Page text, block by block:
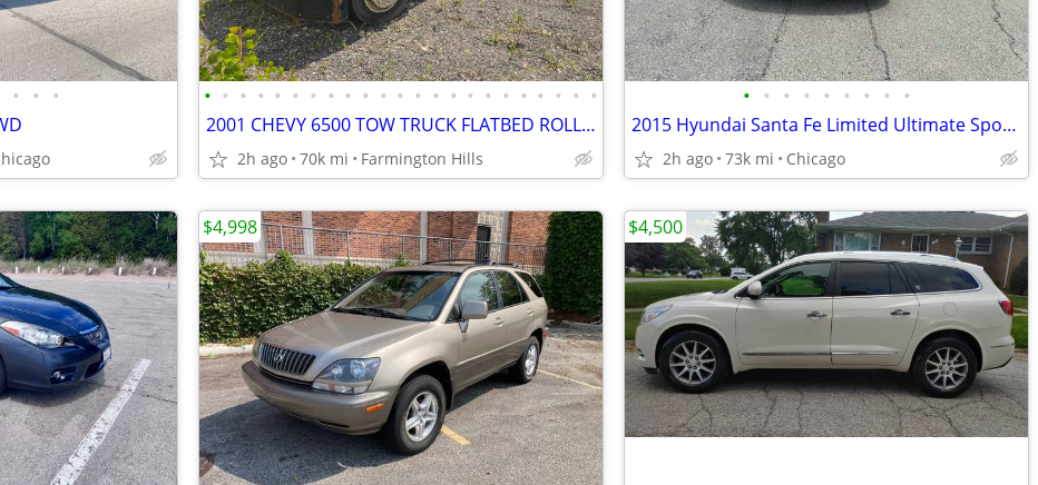
• • • • • • • • • • • • • • • • • • • • • • • • • •
2001 CHEVY 6500 TOW TRUCK FLATBED ROLLBACK 70,000 MILES !!!
2h ago 70k mi Farmington Hills
• • • • • • • • •
2015 Hyundai Santa Fe Limited Ultimate Sport Utility 4D SUV 3.3 6cyl
2h ago 73k mi Chicago
$4,998 $4,500